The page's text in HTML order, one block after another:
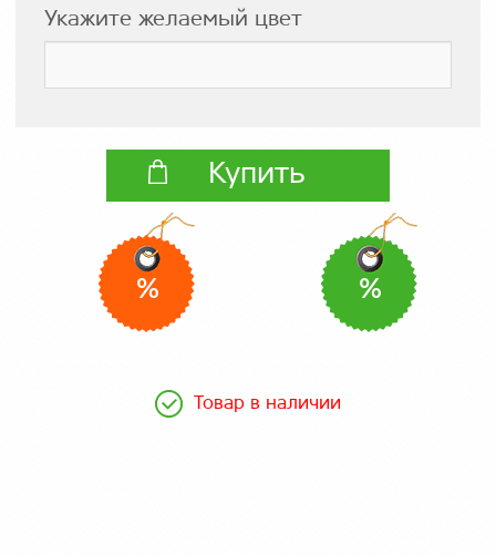
Укажите желаемый цвет
Купить
% %
Товар в наличии